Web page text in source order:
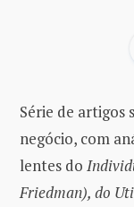
Série de artigos
negócio, com
lentes do
Friedman), do